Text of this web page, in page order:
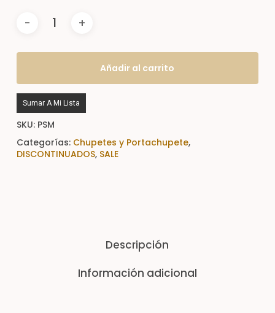
Añadir al carrito
Sumar A Mi Lista
SKU: PSM
Categorías: Chupetes y Portachupete,
DISCONTINUADOS, SALE
Descripción
Información adicional